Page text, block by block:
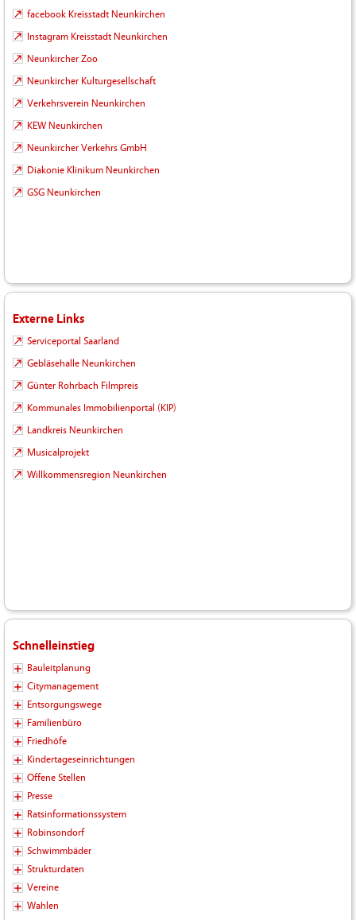
facebook Kreisstadt Neunkirchen
Instagram Kreisstadt Neunkirchen
Neunkircher Zoo
Neunkircher Kulturgesellschaft
Verkehrsverein Neunkirchen
KEW Neunkirchen
Neunkircher Verkehrs GmbH
Diakonie Klinikum Neunkirchen
GSG Neunkirchen
Externe Links
Serviceportal Saarland
Gebläsehalle Neunkirchen
Günter Rohrbach Filmpreis
Kommunales Immobilienportal (KIP)
Landkreis Neunkirchen
Musicalprojekt
Willkommensregion Neunkirchen
Schnelleinstieg
Bauleitplanung
Citymanagement
Entsorgungswege
Familienbüro
Friedhöfe
Kindertageseinrichtungen
Offene Stellen
Presse
Ratsinformationssystem
Robinsondorf
Schwimmbäder
Strukturdaten
Vereine
Wahlen